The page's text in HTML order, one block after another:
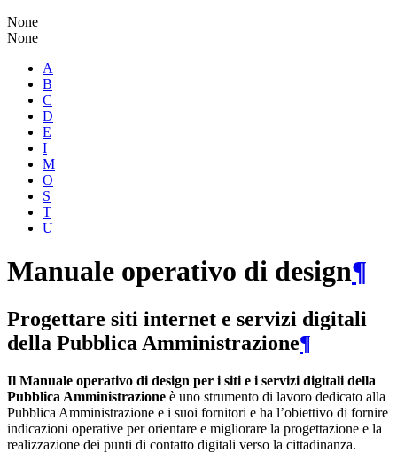
None
None
A
B
C
D
E
I
M
O
S
T
U
Manuale operativo di design¶
Progettare siti internet e servizi digitali
della Pubblica Amministrazione¶
Il Manuale operativo di design per i siti e i servizi digitali della
Pubblica Amministrazione è uno strumento di lavoro dedicato alla
Pubblica Amministrazione e i suoi fornitori e ha l’obiettivo di fornire
indicazioni operative per orientare e migliorare la progettazione e la
realizzazione dei punti di contatto digitali verso la cittadinanza.